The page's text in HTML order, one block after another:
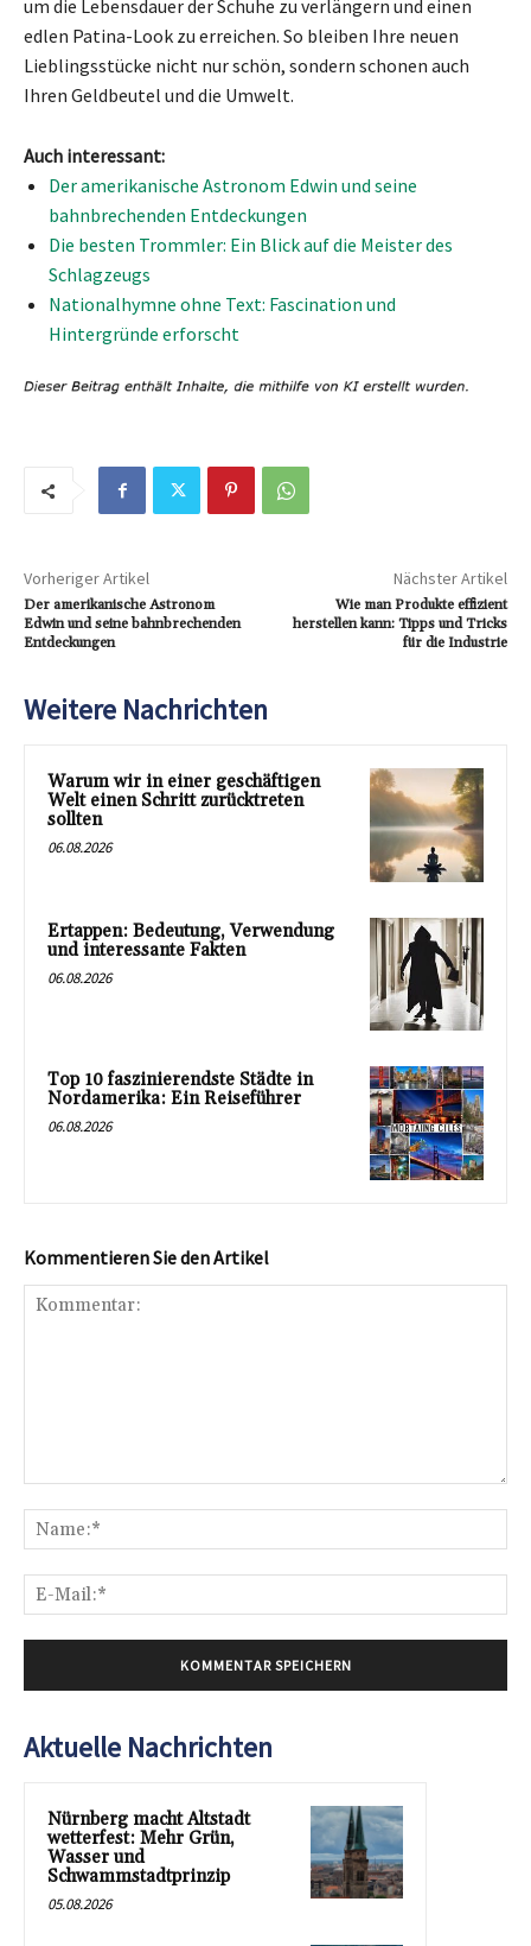
um die Lebensdauer der Schuhe zu verlängern und einen
edlen Patina-Look zu erreichen. So bleiben Ihre neuen
Lieblingsstücke nicht nur schön, sondern schonen auch
Ihren Geldbeutel und die Umwelt.
Auch interessant:
Der amerikanische Astronom Edwin und seine
bahnbrechenden Entdeckungen
Die besten Trommler: Ein Blick auf die Meister des
Schlagzeugs
Nationalhymne ohne Text: Fascination und
Hintergründe erforscht
Vorheriger Artikel
Der amerikanische Astronom
Edwin und seine bahnbrechenden
Entdeckungen
Nächster Artikel
Wie man Produkte effizient
herstellen kann: Tipps und Tricks
für die Industrie
Weitere Nachrichten
Warum wir in einer geschäftigen
Welt einen Schritt zurücktreten
sollten
06.08.2026
Ertappen: Bedeutung, Verwendung
und interessante Fakten
06.08.2026
Top 10 faszinierendste Städte in
Nordamerika: Ein Reiseführer
06.08.2026
Kommentieren Sie den Artikel
Aktuelle Nachrichten
Nürnberg macht Altstadt
wetterfest: Mehr Grün,
Wasser und
Schwammstadtprinzip
05.08.2026